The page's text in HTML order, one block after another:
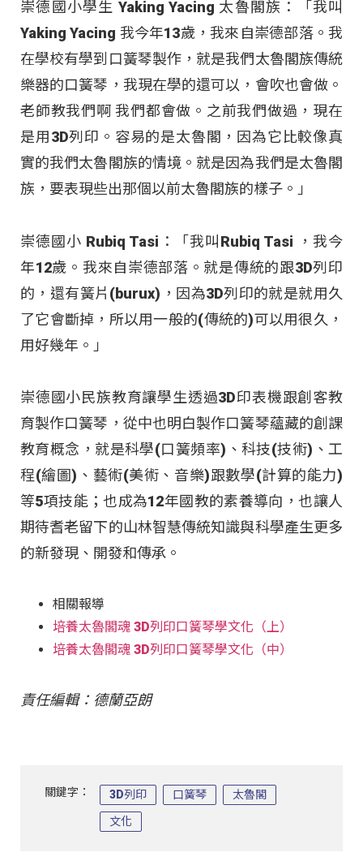
崇德國小學生 Yaking Yacing 太魯閣族：「我叫
Yaking Yacing 我今年13歲，我來自崇德部落。我
在學校有學到口簧琴製作，就是我們太魯閣族傳統
樂器的口簧琴，我現在學的還可以，會吹也會做。
老師教我們啊 我們都會做。之前我們做過，現在
是用3D列印。容易的是太魯閣，因為它比較像真
實的我們太魯閣族的情境。就是因為我們是太魯閣
族，要表現些出那個以前太魯閣族的樣子。」
崇德國小 Rubiq Tasi：「我叫Rubiq Tasi ，我今
年12歲。我來自崇德部落。就是傳統的跟3D列印
的，還有簧片(burux)，因為3D列印的就是就用久
了它會斷掉，所以用一般的(傳統的)可以用很久，
用好幾年。」
崇德國小民族教育讓學生透過3D印表機跟創客教
育製作口簧琴，從中也明白製作口簧琴蘊藏的創課
教育概念，就是科學(口簧頻率)、科技(技術)、工
程(繪圖)、藝術(美術、音樂)跟數學(計算的能力)
等5項技能；也成為12年國教的素養導向，也讓人
期待耆老留下的山林智慧傳統知識與科學產生更多
的新發現、開發和傳承。
相關報導
培養太魯閣魂 3D列印口簧琴學文化（上）
培養太魯閣魂 3D列印口簧琴學文化（中）
責任編輯：德蘭亞朗
關鍵字： 3D列印 口簧琴 太魯閣
文化